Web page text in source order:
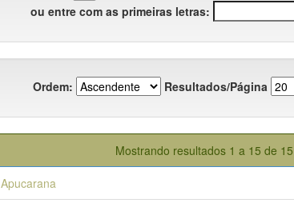
ou entre com as primeiras letras:
Ordem: Resultados/Página
Mostrando resultados 1 a 15 de 15
Apucarana